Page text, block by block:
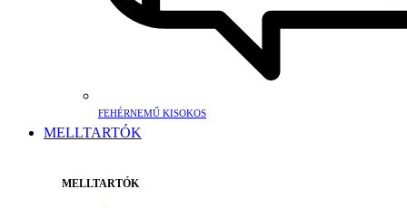
FEHÉRNEMŰ KISOKOS
MELLTARTÓK
MELLTARTÓK